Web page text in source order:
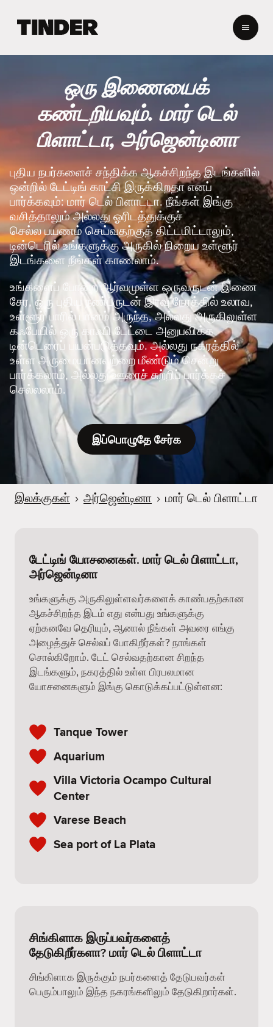
ஹோ
ம்
ஒரு இணையைக்
கண்டறியவும். மார் டெல்
பிளாட்டா, அர்ஜென்டினா
புதிய நபர்களைச் சந்திக்க ஆகச்சிறந்த இடங்களில்
ஒன்றில் டேட்டிங் காட்சி இருக்கிறதா எனப்
பார்க்கவும்: மார் டெல் பிளாட்டா. நீங்கள் இங்கு
வசித்தாலும் அல்லது ஓரிடத்துக்குச்
செல்ல பயணம் செய்வதற்குத் திட்டமிட்டாலும்,
டின்டெரில் உங்களுக்கு அருகில் நிறைய உள்ளூர்
இடங்களை நீங்கள் காணலாம்.
உங்களைப் போன்ற ஆர்வமுள்ள ஒருவருடன் இணை
சேர, ஒரு புதிய நண்பருடன் இரவு நேரத்தில் உலாவ,
உள்ளூர் பாரில் பானம் அருந்த, அல்லது அருகிலுள்ள
கஃபேயில் ஒரு காஃபி டேட்டை அனுபவிக்க
டின்டெரைப் பயன்படுத்தவும். அல்லது நகரத்தில்
உள்ள அருமையானவற்றை மீண்டும் சென்று
பார்க்கலாம், அல்லது ஊரைச் சுற்றிப் பார்க்கச்
செல்லலாம்.
இப்பொழுதே சேர்க
இலக்குகள் › அர்ஜென்டினா › மார் டெல் பிளாட்டா
டேட்டிங் யோசனைகள். மார் டெல் பிளாட்டா,
அர்ஜென்டினா
உங்களுக்கு அருகிலுள்ளவர்களைக் காண்பதற்கான
ஆகச்சிறந்த இடம் எது என்பது உங்களுக்கு
ஏற்கனவே தெரியும், ஆனால் நீங்கள் அவரை எங்கு
அழைத்துச் செல்லப் போகிறீர்கள்? நாங்கள்
சொல்கிறோம். டேட் செல்வதற்கான சிறந்த
இடங்களும், நகரத்தில் உள்ள பிரபலமான
யோசனைகளும் இங்கு கொடுக்கப்பட்டுள்ளன:
Tanque Tower
Aquarium
Villa Victoria Ocampo Cultural
Center
Varese Beach
Sea port of La Plata
சிங்கிளாக இருப்பவர்களைத்
தேடுகிறீர்களா? மார் டெல் பிளாட்டா
சிங்கிளாக இருக்கும் நபர்களைத் தேடுபவர்கள்
பெரும்பாலும் இந்த நகரங்களிலும் தேடுகிறார்கள்.